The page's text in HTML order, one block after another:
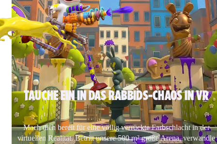
TAUCHE EIN IN DAS RABBIDS-CHAOS IN VR
Mach dich bereit für eine völlig verrückte Farbschlacht in der
virtuellen Realität. Betritt unsere 500 m² große Arena, verwandle